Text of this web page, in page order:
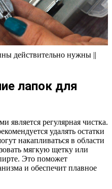
действительно нужны ||
лапок для
является регулярная чистка.
удалять остатки
накапливаться в области
мягкую щетку или
Это поможет
и обеспечит плавное